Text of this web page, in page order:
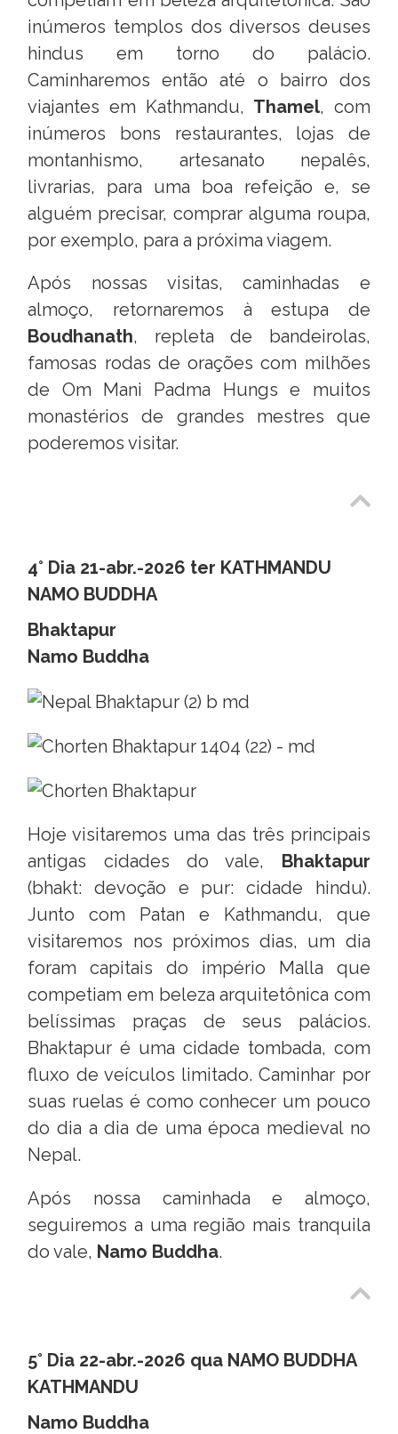
inúmeros templos dos diversos deuses
hindus em torno do palácio.
Caminharemos então até o bairro dos
viajantes em Kathmandu, Thamel, com
inúmeros bons restaurantes, lojas de
montanhismo, artesanato nepalês,
livrarias, para uma boa refeição e, se
alguém precisar, comprar alguma roupa,
por exemplo, para a próxima viagem.
Após nossas visitas, caminhadas e
almoço, retornaremos à estupa de
Boudhanath, repleta de bandeirolas,
famosas rodas de orações com milhões
de Om Mani Padma Hungs e muitos
monastérios de grandes mestres que
poderemos visitar.
4° Dia 21-abr.-2026 ter KATHMANDU
NAMO BUDDHA
Bhaktapur
Namo Buddha
Hoje visitaremos uma das três principais
antigas cidades do vale, Bhaktapur
(bhakt: devoção e pur: cidade hindu).
Junto com Patan e Kathmandu, que
visitaremos nos próximos dias, um dia
foram capitais do império Malla que
competiam em beleza arquitetônica com
belíssimas praças de seus palácios.
Bhaktapur é uma cidade tombada, com
fluxo de veículos limitado. Caminhar por
suas ruelas é como conhecer um pouco
do dia a dia de uma época medieval no
Nepal.
Após nossa caminhada e almoço,
seguiremos a uma região mais tranquila
do vale, Namo Buddha.
5° Dia 22-abr.-2026 qua NAMO BUDDHA
KATHMANDU
Namo Buddha